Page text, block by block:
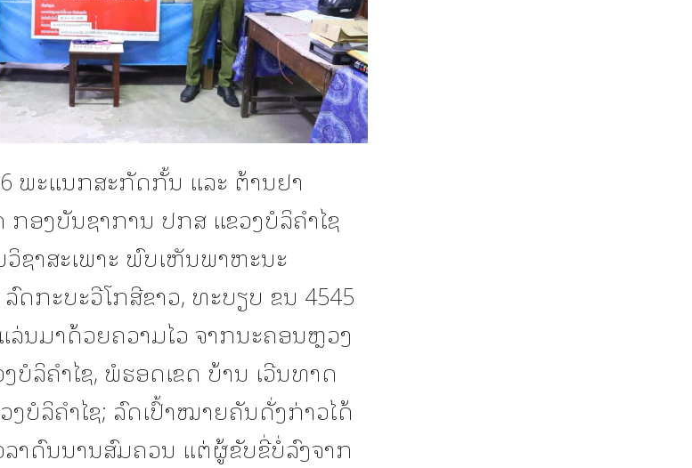
ພະແນກສະກັດກັ້ນ ແລະ ຕ້ານຢາ
ອງບັນຊາການ ປກສ ແຂວງບໍລິຄຳໄຊ
ວິຊາສະເພາະ ພົບເຫັນພາຫະນະ
ດກະບະວີໂກສີຂາວ, ທະບຽບ ຂນ 4545
ນມາດ້ວຍຄວາມໄວ ຈາກນະຄອນຫຼວງ
ບໍລິຄໍາໄຊ, ພໍຮອດເຂດ ບ້ານ ເວີນທາດ
ງບໍລິຄໍາໄຊ; ລົດເປົ້າໝາຍຄັນດັ່ງກ່າວໄດ້
ລາດົນນານສົມຄວນ ແຕ່ຜູ້ຂັບຂີ່ບໍ່ລົງຈາກ